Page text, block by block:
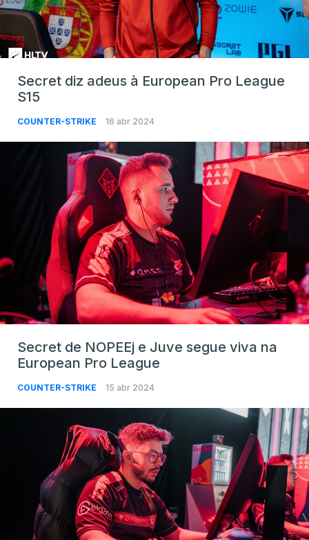
Secret diz adeus à European Pro League
S15
COUNTER-STRIKE 16 abr 2024
Secret de NOPEEj e Juve segue viva na
European Pro League
COUNTER-STRIKE 15 abr 2024